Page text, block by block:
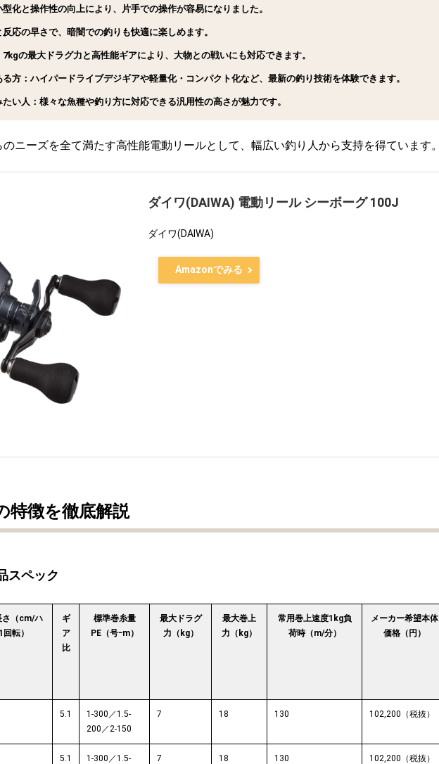
化と操作性の向上により、片手での操作が容易になりました。
応の早さで、暗闇での釣りも快適に楽しめます。
の最大ドラグ力と高性能ギアにより、大物との戦いにも対応できます。
方：ハイパードライブデジギアや軽量化・コンパクト化など、最新の釣り技術を体験できます。
い人：様々な魚種や釣り方に対応できる汎用性の高さが魅力です。
ニーズを全て満たす高性能電動リールとして、幅広い釣り人から支持を得ています
ダイワ(DAIWA) 電動リール シーボーグ 100J
ダイワ(DAIWA)
Amazonでみる
特徴を徹底解説
スペック
さ（cm/ハ
転）
ギ
ア
比
標準巻糸量
PE（号ｰm）
最大ドラグ
力（kg）
最大巻上
力（kg）
常用巻上速度1kg負
荷時（m/分）
メーカー希望本体
価格（円）
5.1
1-300／1.5-
200／2-150
7 18 130 102,200（税抜）
5.1
1-300／1.5-
7 18 130 102,200（税抜）